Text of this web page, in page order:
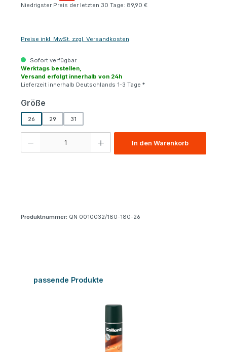
Niedrigster Preis der letzten 30 Tage: 89,90 €
Preise inkl. MwSt. zzgl. Versandkosten
Sofort verfügbar.
Werktags bestellen,
Versand erfolgt innerhalb von 24h
Lieferzeit innerhalb Deutschlands 1-3 Tage *
Größe
26 29 31
In den Warenkorb
Produktnummer: QN 0010032/180-180-26
Produktgalerie überspringen
passende Produkte